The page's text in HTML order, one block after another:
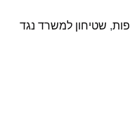
,שטיחון למשרד נגד